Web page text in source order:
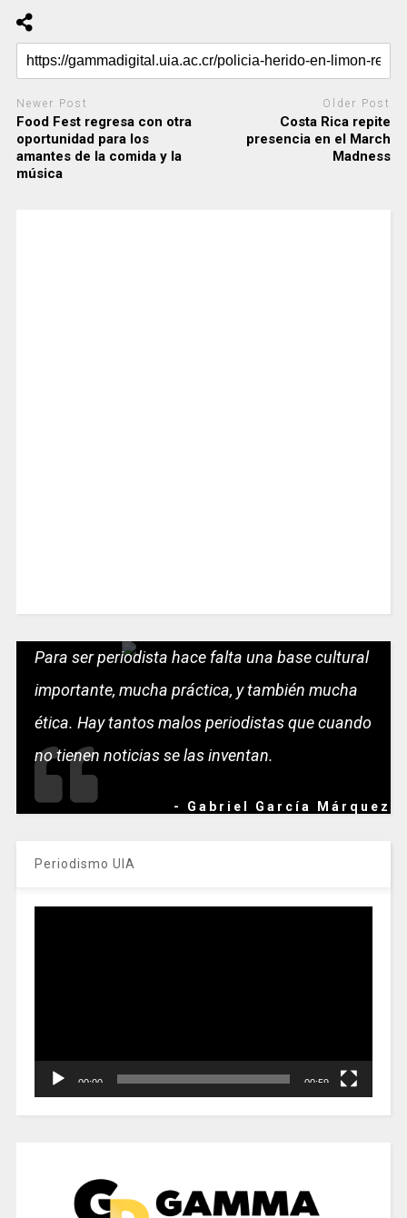
Newer Post
Food Fest regresa con otra
oportunidad para los
amantes de la comida y la
música
Older Post
Costa Rica repite
presencia en el March
Madness
Para ser periodista hace falta una base cultural
importante, mucha práctica, y también mucha
ética. Hay tantos malos periodistas que cuando
no tienen noticias se las inventan.
- Gabriel García Márquez
Periodismo UIA
00:00 00:59